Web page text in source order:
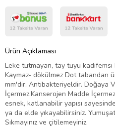
Ürün Açıklaması
Leke tutmayan, tay tüyü kadifemsi
Kaymaz- dökülmez Dot tabandan
mm'dir. Antibakteriyeldir. Doğaya
İçermez.Kanserojen Madde
esnek, katlanabilir yapısı
ya da elde yıkayabilirsiniz.
Sıkmayınız ve çitilemeyiniz.